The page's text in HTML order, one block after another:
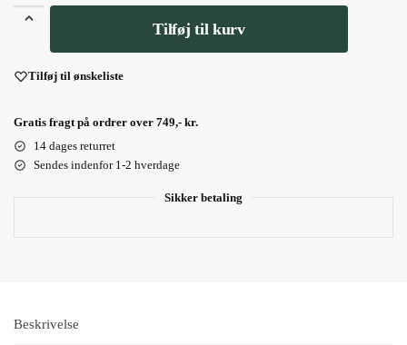
Tilføj til kurv
Tilføj til ønskeliste
Gratis fragt på ordrer over 749,- kr.
14 dages returret
Sendes indenfor 1-2 hverdage
Sikker betaling
Beskrivelse